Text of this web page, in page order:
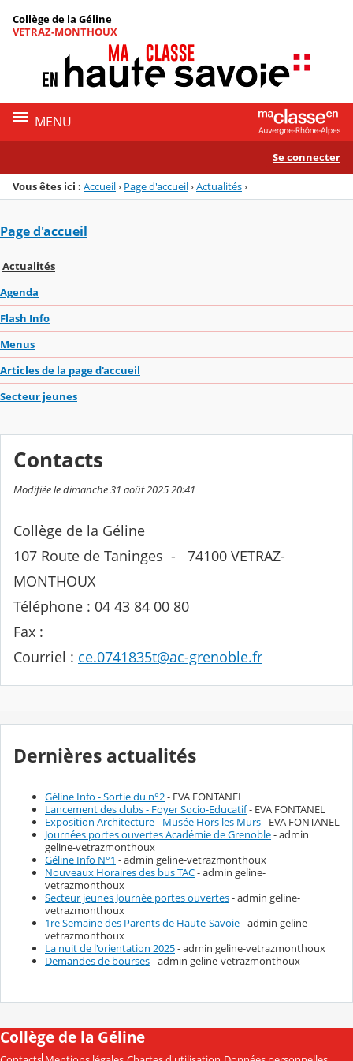
Menu de la rubrique
Contenu
Collège de la Géline
VETRAZ-MONTHOUX
MENU
Se connecter
Vous êtes ici : Accueil› Page d'accueil›Actualités›
Page d'accueil
Actualités
Agenda
Flash Info
Menus
Articles de la page d'accueil
Secteur jeunes
Contacts
Modifiée le dimanche 31 août 2025 20:41
Collège de la Géline
107 Route de Taninges - 74100 VETRAZ-
MONTHOUX
Téléphone : 04 43 84 00 80
Fax :
Courriel : ce.0741835t@ac-grenoble.fr
Dernières actualités
Géline Info - Sortie du n°2- EVA FONTANEL
Lancement des clubs - Foyer Socio-Educatif- EVA FONTANEL
Exposition Architecture - Musée Hors les Murs- EVA FONTANEL
Journées portes ouvertes Académie de Grenoble- admin
geline-vetrazmonthoux
Géline Info N°1 - admin geline-vetrazmonthoux
Nouveaux Horaires des bus TAC- admin geline-
vetrazmonthoux
Secteur jeunes Journée portes ouvertes- admin geline-
vetrazmonthoux
1re Semaine des Parents de Haute-Savoie- admin geline-
vetrazmonthoux
La nuit de l'orientation 2025- admin geline-vetrazmonthoux
Demandes de bourses- admin geline-vetrazmonthoux
Collège de la Géline